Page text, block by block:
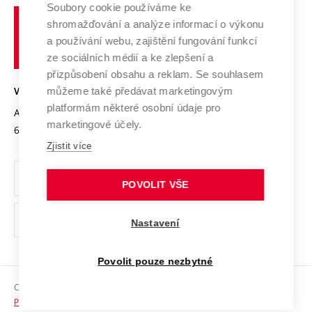
Výzkumné infrastruktury
Transfer znalostí
Open Science
Projekty
Projekty ze strukturálních fondů
Specifický výzkum
Spolupráce se školami
Služby univerzity
Mezinárodní dohody
Univerzitní sítě
Udržitelná univerzita
Podnikavá univerzita / ContriBUTe
Bezpečná univerzita
Vyznamenání
Organizační struktura
Ochrana osobních údajů
odkaz)
Sociální bezpečí
učení
technické
VYSOKÉ UČENÍ TECHNICKÉ V BRNĚ
Antonínská 548/1
602 00 Brno
www.vut.cz
vut@vutbr.cz
Copyright © 2026 VUT
Prohlášení o přístupnosti
Soubory cookie používáme ke
shromažďování a analýze informací o výkonu
a používání webu, zajištění fungování funkcí
ze sociálních médií a ke zlepšení a
přizpůsobení obsahu a reklam. Se souhlasem
můžeme také předávat marketingovým
platformám některé osobní údaje pro
marketingové účely.
Zjistit více
POVOLIT VŠE
Nastavení
Povolit pouze nezbytné